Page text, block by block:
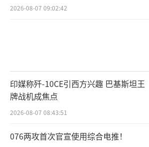
2026-08-07 09:02:42
印媒称歼-10CE引西方兴趣 巴基斯坦王
牌战机成焦点
2026-08-07 08:43:51
076两攻首次官宣使用综合电推！